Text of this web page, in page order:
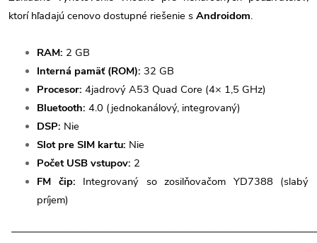
ktorí hľadajú cenovo dostupné riešenie s Androidom.
RAM: 2 GB
Interná pamäť (ROM): 32 GB
Procesor: 4jadrový A53 Quad Core (4× 1,5 GHz)
Bluetooth: 4.0 (jednokanálový, integrovaný)
DSP: Nie
Slot pre SIM kartu: Nie
Počet USB vstupov: 2
FM čip: Integrovaný so zosilňovačom YD7388 (slabý
príjem)